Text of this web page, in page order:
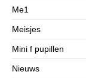
Me1
Meisjes
Mini f pupillen
Nieuws